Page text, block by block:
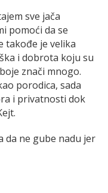
sve jača
pomoći da se
takođe je velika
i dobrota koju su
znači mnogo.
porodica, sada
i privatnosti dok
da ne gube nadu jer